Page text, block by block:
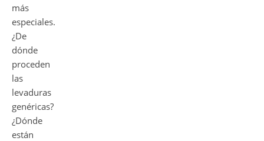
más
especiales.
¿De
dónde
proceden
las
levaduras
genéricas?
¿Dónde
están